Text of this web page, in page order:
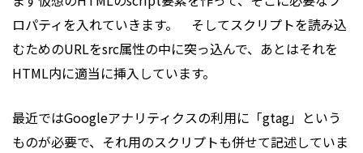
ロパティを入れていきます。 そしてスクリプトを読み込
むためのURLをsrc属性の中に突っ込んで、あとはそれを
HTML内に適当に挿入しています。
最近ではGoogleアナリティクスの利用に「gtag」という
ものが必要で、それ用のスクリプトも併せて記述していま